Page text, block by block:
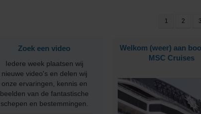
Royal Caribbean
Seabourn
SeaDream Yacht Club
1 2 3
Zoek een video
Iedere week plaatsen wij
nieuwe video's en delen wij
onze ervaringen, kennis en
beelden van de fantastische
schepen en bestemmingen.
Welkom (weer) aan
MSC Cruises